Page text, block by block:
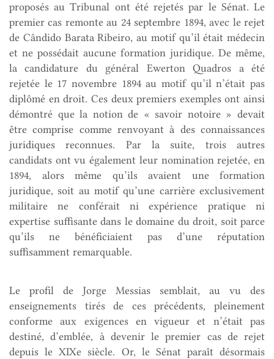
proposés au Tribunal ont été rejetés par le Sénat. Le
premier cas remonte au 24 septembre 1894, avec le rejet
de Cândido Barata Ribeiro, au motif qu’il était médecin
et ne possédait aucune formation juridique. De même,
la candidature du général Ewerton Quadros a été
rejetée le 17 novembre 1894 au motif qu’il n’était pas
diplômé en droit. Ces deux premiers exemples ont ainsi
démontré que la notion de « savoir notoire » devait
être comprise comme renvoyant à des connaissances
juridiques reconnues. Par la suite, trois autres
candidats ont vu également leur nomination rejetée, en
1894, alors même qu’ils avaient une formation
juridique, soit au motif qu’une carrière exclusivement
militaire ne conférait ni expérience pratique ni
expertise suffisante dans le domaine du droit, soit parce
qu’ils ne bénéficiaient pas d’une réputation
suffisamment remarquable.
Le profil de Jorge Messias semblait, au vu des
enseignements tirés de ces précédents, pleinement
conforme aux exigences en vigueur et n’était pas
destiné, d’emblée, à devenir le premier cas de rejet
depuis le XIXe siècle. Or, le Sénat paraît désormais